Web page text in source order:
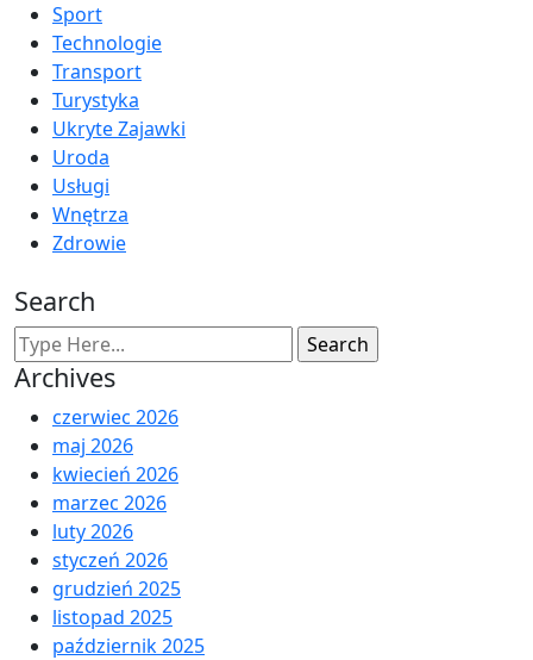
Sport
Technologie
Transport
Turystyka
Ukryte Zajawki
Uroda
Usługi
Wnętrza
Zdrowie
Search
Archives
czerwiec 2026
maj 2026
kwiecień 2026
marzec 2026
luty 2026
styczeń 2026
grudzień 2025
listopad 2025
październik 2025